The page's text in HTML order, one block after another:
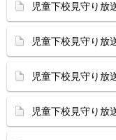
児童下校見守り放
児童下校見守り放
児童下校見守り放
児童下校見守り放